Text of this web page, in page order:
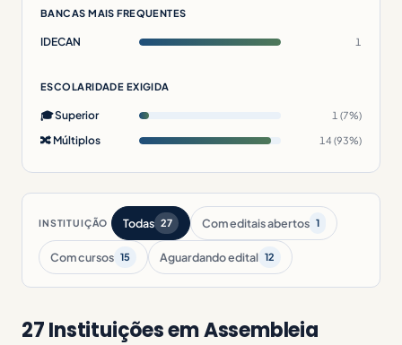
BANCAS MAIS FREQUENTES
IDECAN 1
ESCOLARIDADE EXIGIDA
🎓 Superior 1 (7%)
🔀 Múltiplos 14 (93%)
INSTITUIÇÃO Todas 27 Com editais abertos 1
Com cursos 15 Aguardando edital 12
27 Instituições em Assembleia